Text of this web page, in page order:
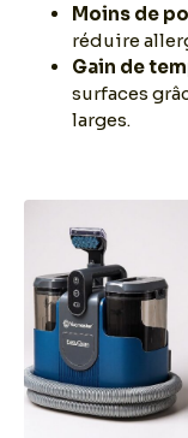
Moins de
réduire
Gain de
surfaces
larges.